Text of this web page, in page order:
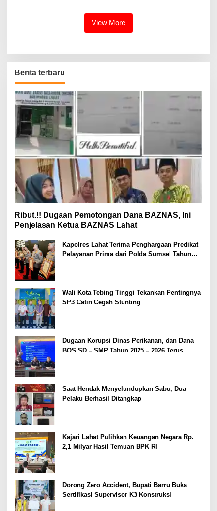
View More
Berita terbaru
Ribut.!! Dugaan Pemotongan Dana BAZNAS, Ini
Penjelasan Ketua BAZNAS Lahat
Kapolres Lahat Terima Penghargaan Predikat
Pelayanan Prima dari Polda Sumsel Tahun
Wali Kota Tebing Tinggi Tekankan Pentingnya
SP3 Catin Cegah Stunting
Dugaan Korupsi Dinas Perikanan, dan Dana
BOS SD – SMP Tahun 2025 – 2026 Terus
Saat Hendak Menyelundupkan Sabu, Dua
Pelaku Berhasil Ditangkap
Kajari Lahat Pulihkan Keuangan Negara Rp.
2,1 Milyar Hasil Temuan BPK RI
Dorong Zero Accident, Bupati Barru Buka
Sertifikasi Supervisor K3 Konstruksi